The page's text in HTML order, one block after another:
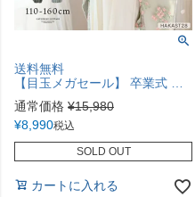
送料無料
【目玉メガセール】 卒業式 花刺繍チュールレース 袴一体型着物ワンピース 袴 着物 簡単着付け 卒業袴 小学生 小学校卒業式 レース着物 水色 ピンク ミント ベージュ 白 紫 キャサリンコテージ TAK
通常価格 ¥15,980
¥8,990税込
SOLD OUT
カートに入れる